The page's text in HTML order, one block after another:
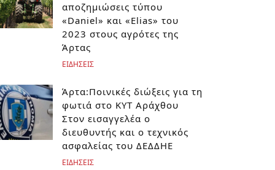
αποζημιώσεις τύπου
«Daniel» και «Elias» του
2023 στους αγρότες της
Άρτας
ΕΙΔΗΣΕΙΣ
Άρτα:Ποινικές διώξεις για τη
φωτιά στο ΚΥΤ Αράχθου
Στον εισαγγελέα ο
διευθυντής και ο τεχνικός
ασφαλείας του ΔΕΔΔΗΕ
ΕΙΔΗΣΕΙΣ